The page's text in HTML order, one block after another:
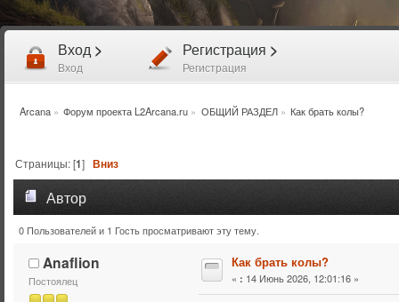
Вход >
Вход
Регистрация >
Регистрация
Arcana» Форум проекта L2Arcana.ru » ОБЩИЙ РАЗДЕЛ» Как брать колы?
Страницы: [1]Вниз
Автор
Тема: Как брать колы? (Прочитано 2286 раз)
0 Пользователей и 1 Гость просматривают эту тему.
Anaflion
Постоялец
Как брать колы?
« : 14 Июнь 2026, 12:01:16 »